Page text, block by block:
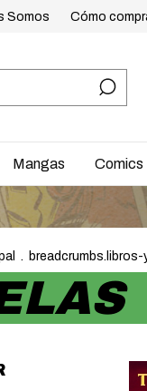
Somos Cómo
Mangas Comics
.